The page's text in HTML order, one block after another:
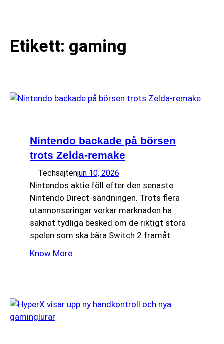
Etikett: gaming
Nintendo backade på börsen
trots Zelda-remake
Techsajtenjun 10, 2026
Nintendos aktie föll efter den senaste
Nintendo Direct-sändningen. Trots flera
utannonseringar verkar marknaden ha
saknat tydliga besked om de riktigt stora
spelen som ska bära Switch 2 framåt.
Know More